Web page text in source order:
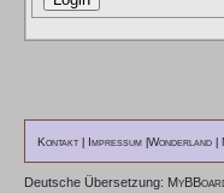
Kontakt Impressum Wonderland
Deutsche Übersetzung: